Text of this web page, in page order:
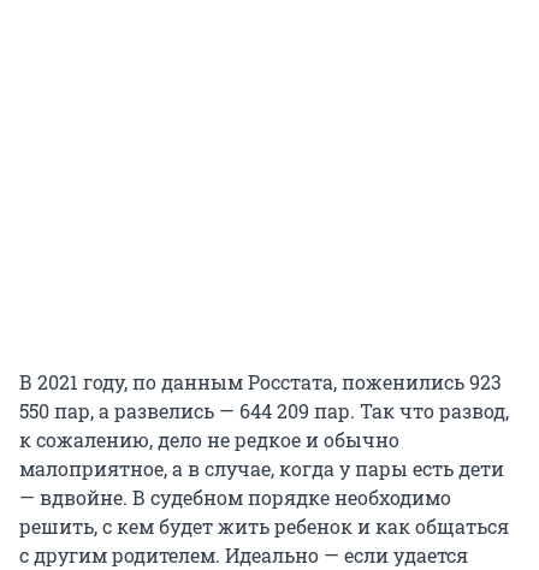
В 2021 году, по данным Росстата, поженились 923
550 пар, а развелись — 644 209 пар. Так что развод,
к сожалению, дело не редкое и обычно
малоприятное, а в случае, когда у пары есть дети
— вдвойне. В судебном порядке необходимо
решить, с кем будет жить ребенок и как общаться
с другим родителем. Идеально — если удается